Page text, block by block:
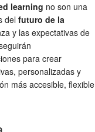
learning no son una
del futuro de la
y las expectativas de
para crear
personalizadas y
más accesible, flexible